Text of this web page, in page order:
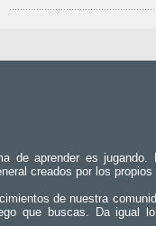
de aprender es jugando.
creados por los propios
de nuestra
que buscas. Da igual